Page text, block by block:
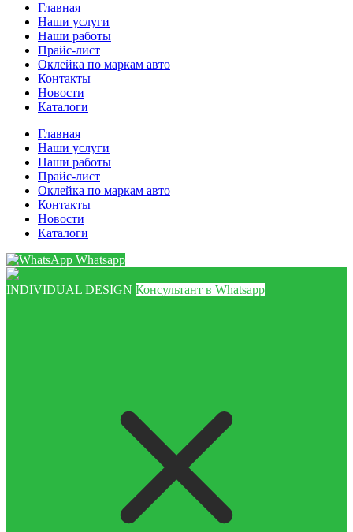
Главная
Наши услуги
Наши работы
Прайс-лист
Оклейка по маркам авто
Контакты
Новости
Каталоги
Главная
Наши услуги
Наши работы
Прайс-лист
Оклейка по маркам авто
Контакты
Новости
Каталоги
Whatsapp
INDIVIDUAL DESIGN Консультант в Whatsapp